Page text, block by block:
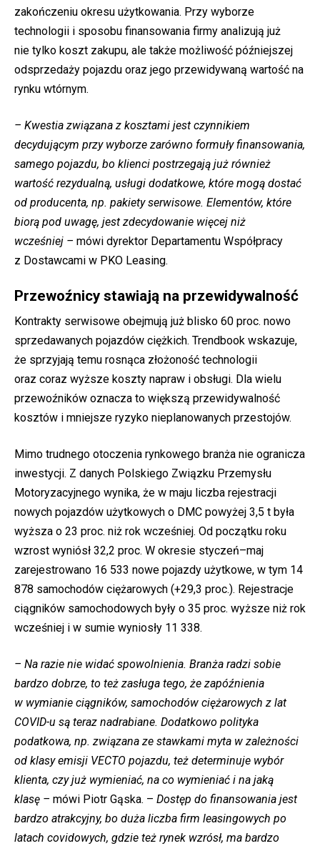
zakończeniu okresu użytkowania. Przy wyborze
technologii i sposobu finansowania firmy analizują już
nie tylko koszt zakupu, ale także możliwość późniejszej
odsprzedaży pojazdu oraz jego przewidywaną wartość na
rynku wtórnym.
– Kwestia związana z kosztami jest czynnikiem
decydującym przy wyborze zarówno formuły finansowania,
samego pojazdu, bo klienci postrzegają już również
wartość rezydualną, usługi dodatkowe, które mogą dostać
od producenta, np. pakiety serwisowe. Elementów, które
biorą pod uwagę, jest zdecydowanie więcej niż
wcześniej – mówi dyrektor Departamentu Współpracy
z Dostawcami w PKO Leasing.
Przewoźnicy stawiają na przewidywalność
Kontrakty serwisowe obejmują już blisko 60 proc. nowo
sprzedawanych pojazdów ciężkich. Trendbook wskazuje,
że sprzyjają temu rosnąca złożoność technologii
oraz coraz wyższe koszty napraw i obsługi. Dla wielu
przewoźników oznacza to większą przewidywalność
kosztów i mniejsze ryzyko nieplanowanych przestojów.
Mimo trudnego otoczenia rynkowego branża nie ogranicza
inwestycji. Z danych Polskiego Związku Przemysłu
Motoryzacyjnego wynika, że w maju liczba rejestracji
nowych pojazdów użytkowych o DMC powyżej 3,5 t była
wyższa o 23 proc. niż rok wcześniej. Od początku roku
wzrost wyniósł 32,2 proc. W okresie styczeń–maj
zarejestrowano 16 533 nowe pojazdy użytkowe, w tym 14
878 samochodów ciężarowych (+29,3 proc.). Rejestracje
ciągników samochodowych były o 35 proc. wyższe niż rok
wcześniej i w sumie wyniosły 11 338.
– Na razie nie widać spowolnienia. Branża radzi sobie
bardzo dobrze, to też zasługa tego, że zapóźnienia
w wymianie ciągników, samochodów ciężarowych z lat
COVID-u są teraz nadrabiane. Dodatkowo polityka
podatkowa, np. związana ze stawkami myta w zależności
od klasy emisji VECTO pojazdu, też determinuje wybór
klienta, czy już wymieniać, na co wymieniać i na jaką
klasę – mówi Piotr Gąska. – Dostęp do finansowania jest
bardzo atrakcyjny, bo duża liczba firm leasingowych po
latach covidowych, gdzie też rynek wzrósł, ma bardzo